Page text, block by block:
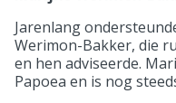
Jarenlang
Werimon-Bakker, die
en hen adviseerde.
Papoea en is nog